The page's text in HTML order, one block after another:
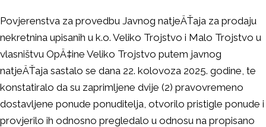
Povjerenstva za provedbu Javnog natjeÄŤaja za prodaju
nekretnina upisanih u k.o. Veliko Trojstvo i Malo Trojstvo u
vlasništvu OpÄ‡ine Veliko Trojstvo putem javnog
natjeÄŤaja sastalo se dana 22. kolovoza 2025. godine, te
konstatiralo da su zaprimljene dvije (2) pravovremeno
dostavljene ponude ponuditelja, otvorilo pristigle ponude i
provjerilo ih odnosno pregledalo u odnosu na propisano